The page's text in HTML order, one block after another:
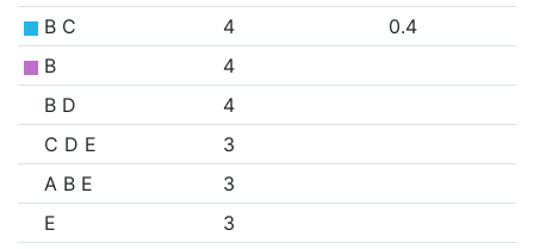
B C
4
0.4
B
4
B D
4
C D E
3
A B E
3
E
3